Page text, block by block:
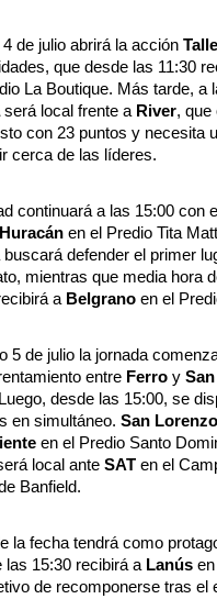
4 de julio abrirá la acción
que desde las 11:30
La Boutique. Más tarde, a
será local frente a River, que
con 23 puntos y necesita
cerca de las líderes.
continuará a las 15:00 con
Huracánen el Predio Tita
defender el primer
mientras que media hora
a Belgranoen el
5 de julio la jornada
entre Ferroy
desde las 15:00, se
en simultáneo. San Lorenzo
en el Predio Santo
local ante SATen el
Banfield.
la fecha tendrá como
las 15:30 recibirá a Lanúsen
de recomponerse tras el